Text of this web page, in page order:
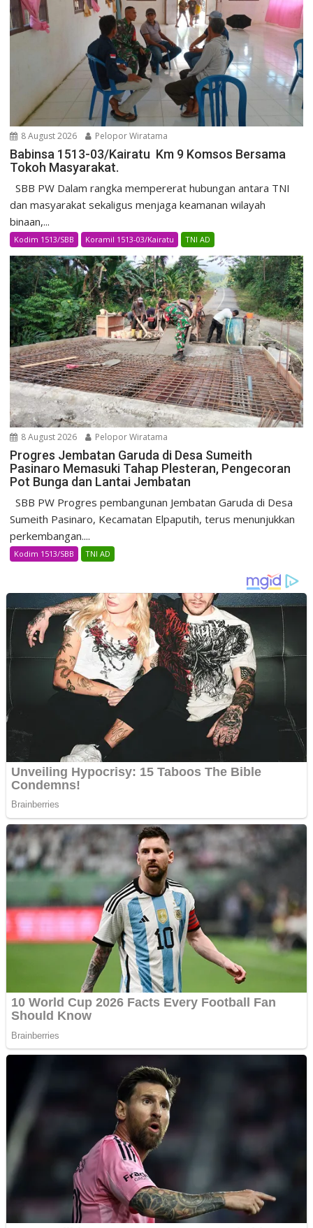
8 August 2026 Pelopor Wiratama
Babinsa 1513-03/Kairatu Km 9 Komsos Bersama
Tokoh Masyarakat.
SBB PW Dalam rangka mempererat hubungan antara TNI
dan masyarakat sekaligus menjaga keamanan wilayah
binaan,...
Kodim 1513/SBB Koramil 1513-03/Kairatu TNI AD
8 August 2026 Pelopor Wiratama
Progres Jembatan Garuda di Desa Sumeith
Pasinaro Memasuki Tahap Plesteran, Pengecoran
Pot Bunga dan Lantai Jembatan
SBB PW Progres pembangunan Jembatan Garuda di Desa
Sumeith Pasinaro, Kecamatan Elpaputih, terus menunjukkan
perkembangan....
Kodim 1513/SBB TNI AD